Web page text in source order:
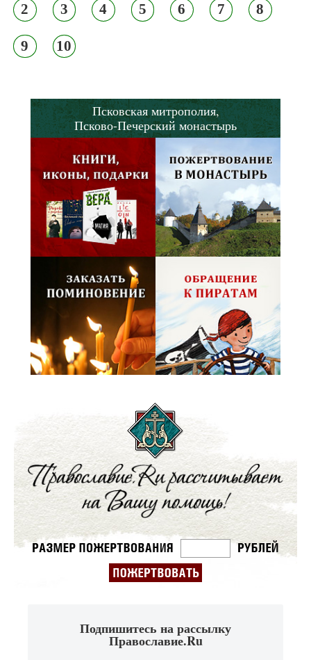
2 3 4 5 6 7 8
9 10
Псковская митрополия,
Псково-Печерский монастырь
Подпишитесь на рассылку
Православие.Ru